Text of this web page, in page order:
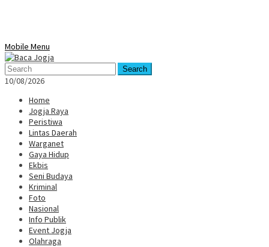
Mobile Menu
Search
10/08/2026
Home
Jogja Raya
Peristiwa
Lintas Daerah
Warganet
Gaya Hidup
Ekbis
Seni Budaya
Kriminal
Foto
Nasional
Info Publik
Event Jogja
Olahraga